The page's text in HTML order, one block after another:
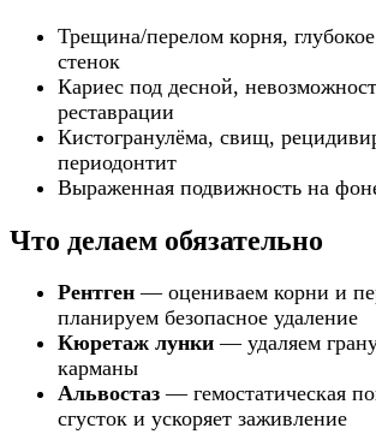
Трещина/перелом корня,
стенок
Кариес под десной,
реставрации
Кистогранулёма, свищ,
периодонтит
Выраженная подвижность на
Что делаем обязательно
Рентген — оцениваем корни и
планируем безопасное удаление
Кюретаж лунки — удаляем
карманы
Альвостаз — гемостатическая
сгусток и ускоряет заживление